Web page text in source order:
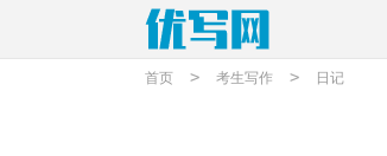
首页 > 考生写作 > 日记